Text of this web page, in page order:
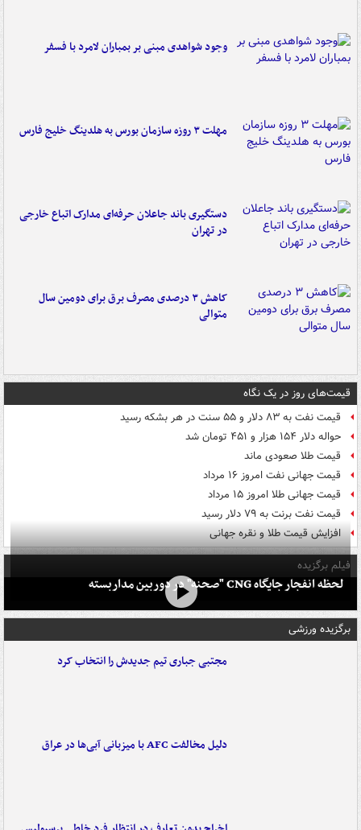
وجود شواهدی مبنی بر بمباران لامرد با فسفر
مهلت ۳ روزه سازمان بورس به هلدینگ خلیج فارس
دستگیری باند جاعلان حرفه‌ای مدارک اتباع خارجی
در تهران
کاهش ۳ درصدی مصرف برق برای دومین سال
متوالی
قیمت‌های روز در یک نگاه
قیمت نفت به ۸۳ دلار و ۵۵ سنت در هر بشکه رسید
حواله دلار ۱۵۴ هزار و ۴۵۱ تومان شد
قیمت طلا صعودی ماند
قیمت جهانی نفت امروز ۱۶ مرداد
قیمت جهانی طلا امروز ۱۵ مرداد
قیمت نفت برنت به ۷۹ دلار رسید
افزایش قیمت طلا و نقره جهانی
فیلم برگزیده
لحظه انفجار جایگاه CNG "صحنه" در دوربین مداربسته
برگزیده ورزشی
مجتبی جباری تیم جدیدش را انتخاب کرد
دلیل مخالفت AFC با میزبانی آبی‌ها در عراق